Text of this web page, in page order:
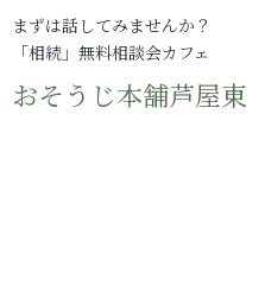
まずは話してみませんか？
「相続」無料相談会カフェ
おそうじ本舗芦屋東